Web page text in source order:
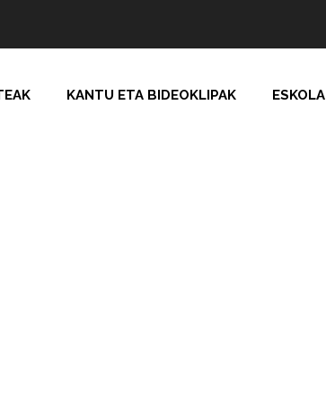
KANTU ETA BIDEOKLIPAK ESKOLA